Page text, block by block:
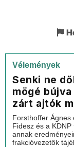
Vélemények
Senki ne
mögé
zárt ajtók
Forsthoffer Ágnes
Fidesz és a
annak
frakcióvezetők